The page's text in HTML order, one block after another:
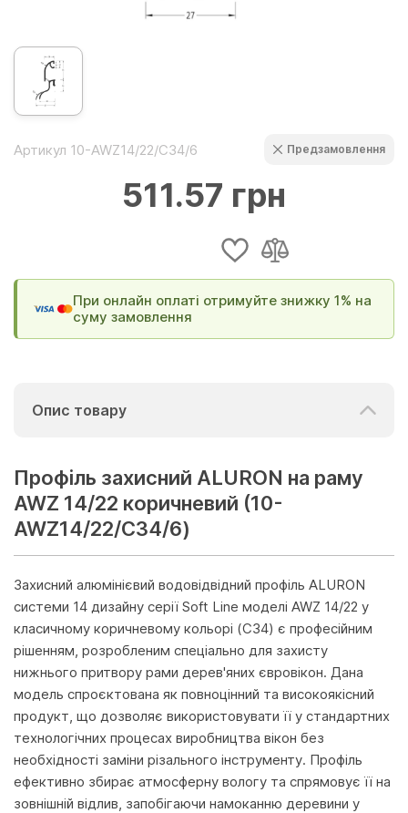
Артикул 10-AWZ14/22/C34/6 Предзамовлення
511.57 грн
При онлайн оплаті отримуйте знижку 1% на
суму замовлення
Опис товару
Профіль захисний ALURON на раму
AWZ 14/22 коричневий (10-
AWZ14/22/C34/6)
Захисний алюмінієвий водовідвідний профіль ALURON
системи 14 дизайну серії Soft Line моделі AWZ 14/22 у
класичному коричневому кольорі (C34) є професійним
рішенням, розробленим спеціально для захисту
нижнього притвору рами дерев'яних євровікон. Дана
модель спроєктована як повноцінний та високоякісний
продукт, що дозволяє використовувати її у стандартних
технологічних процесах виробництва вікон без
необхідності заміни різального інструменту. Профіль
ефективно збирає атмосферну вологу та спрямовує її на
зовнішній відлив, запобігаючи намоканню деревини у